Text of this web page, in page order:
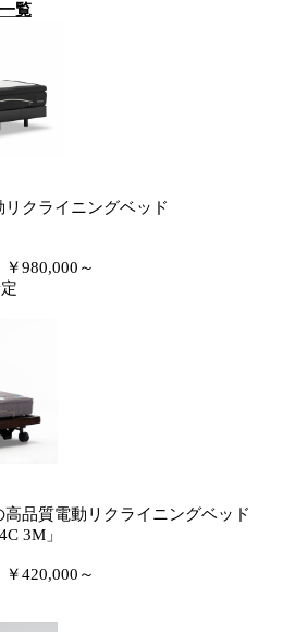
覧
クライニングベッド
980,000～
品質電動リクライニングベッド
3M」
420,000～